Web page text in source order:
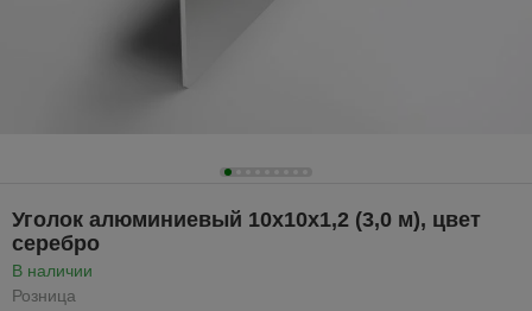
Уголок алюминиевый 10х10х1,2 (3,0 м), цвет
серебро
В наличии
Розница